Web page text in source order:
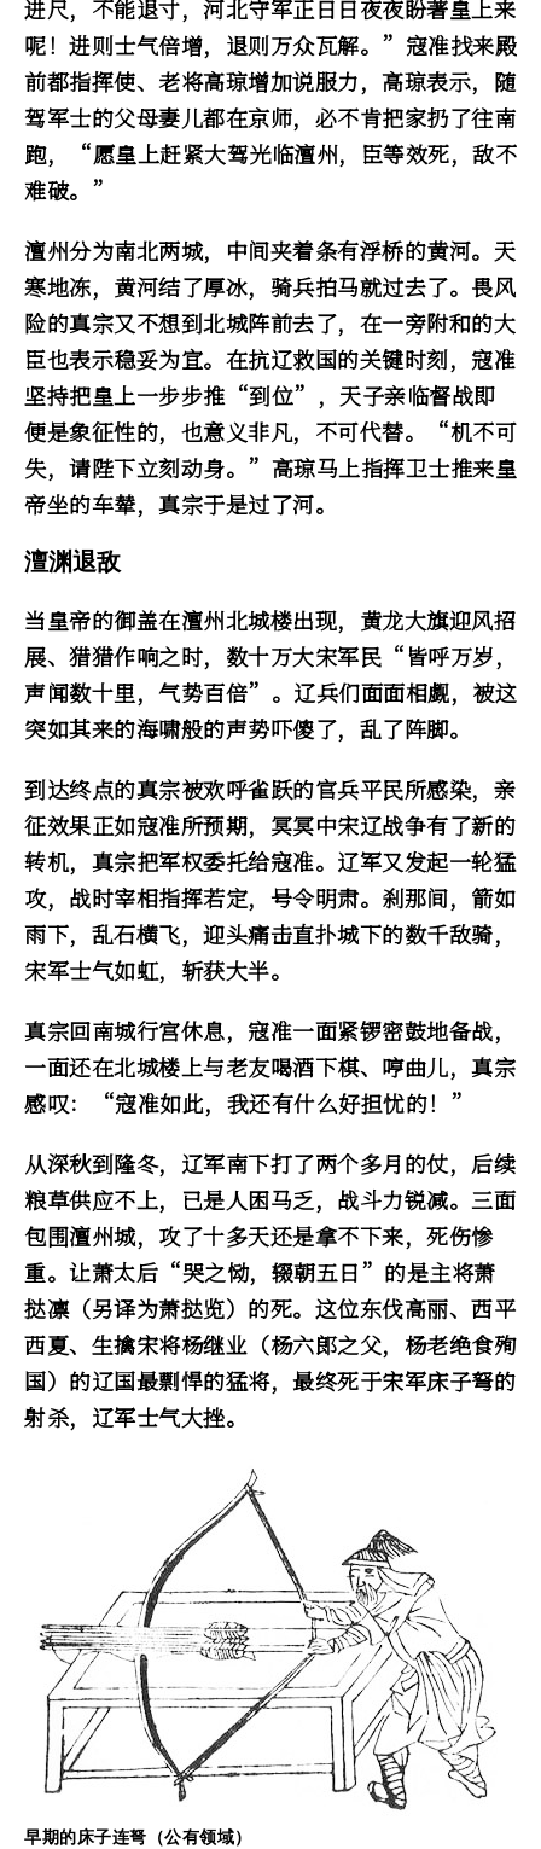
进尺，不能退寸，河北守军正日日夜夜盼著皇上来
呢！进则士气倍增，退则万众瓦解。”寇准找来殿
前都指挥使、老将高琼增加说服力，高琼表示，随
驾军士的父母妻儿都在京师，必不肯把家扔了往南
跑，“愿皇上赶紧大驾光临澶州，臣等效死，敌不
难破。”
澶州分为南北两城，中间夹着条有浮桥的黄河。天
寒地冻，黄河结了厚冰，骑兵拍马就过去了。畏风
险的真宗又不想到北城阵前去了，在一旁附和的大
臣也表示稳妥为宜。在抗辽救国的关键时刻，寇准
坚持把皇上一步步推“到位”，天子亲临督战即
便是象征性的，也意义非凡，不可代替。“机不可
失，请陛下立刻动身。”高琼马上指挥卫士推来皇
帝坐的车辇，真宗于是过了河。
澶渊退敌
当皇帝的御盖在澶州北城楼出现，黄龙大旗迎风招
展、猎猎作响之时，数十万大宋军民“皆呼万岁，
声闻数十里，气势百倍”。辽兵们面面相觑，被这
突如其来的海啸般的声势吓傻了，乱了阵脚。
到达终点的真宗被欢呼雀跃的官兵平民所感染，亲
征效果正如寇准所预期，冥冥中宋辽战争有了新的
转机，真宗把军权委托给寇准。辽军又发起一轮猛
攻，战时宰相指挥若定，号令明肃。刹那间，箭如
雨下，乱石横飞，迎头痛击直扑城下的数千敌骑，
宋军士气如虹，斩获大半。
真宗回南城行宫休息，寇准一面紧锣密鼓地备战，
一面还在北城楼上与老友喝酒下棋、哼曲儿，真宗
感叹：“寇准如此，我还有什么好担忧的！”
从深秋到隆冬，辽军南下打了两个多月的仗，后续
粮草供应不上，已是人困马乏，战斗力锐减。三面
包围澶州城，攻了十多天还是拿不下来，死伤惨
重。让萧太后“哭之恸，辍朝五日”的是主将萧
挞凛（另译为萧挞览）的死。这位东伐高丽、西平
西夏、生擒宋将杨继业（杨六郎之父，杨老绝食殉
国）的辽国最剽悍的猛将，最终死于宋军床子弩的
射杀，辽军士气大挫。
早期的床子连弩（公有领域）